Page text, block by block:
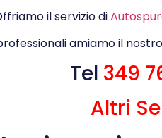
il servizio di
amiamo il
Tel 349
Altri